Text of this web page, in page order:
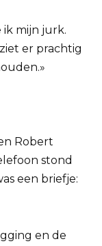
mijn jurk.
er prachtig
Robert
stond
een briefje:
en de